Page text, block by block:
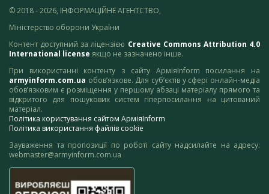
© 2018 - 2026, ІНФОРМАЦІЙНЕ АГЕНТСТВО,
Міністерство оборони України
Контент доступний за ліцензією Creative Commons Attribution 4.0
International license якщо не зазначено інше.
При використанні контенту з сайту АрміяInform посилання на
armyinform.com.ua обов’язкове. Для суб’єктів у сфері онлайн-медіа
обов’язковим є розміщення у першому абзаці матеріалу прямого та
відкритого для пошукових систем гіперпосилання на цитований
матеріал.
Політика користування сайтом АрміяInform
Політика використання файлів cookie
Зауваження та пропозиції по роботі сайту надсилайте на адресу:
webmaster@armyinform.com.ua